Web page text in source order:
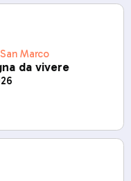
Marco
da vivere